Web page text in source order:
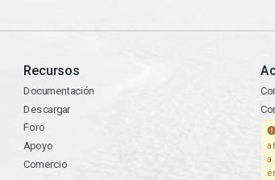
Recursos
Documentación
Descargar
Foro
Apoyo
Comercio